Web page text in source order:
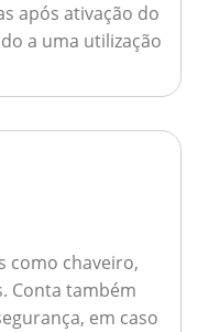
após ativação do
a uma utilização
como chaveiro,
Conta também
em caso